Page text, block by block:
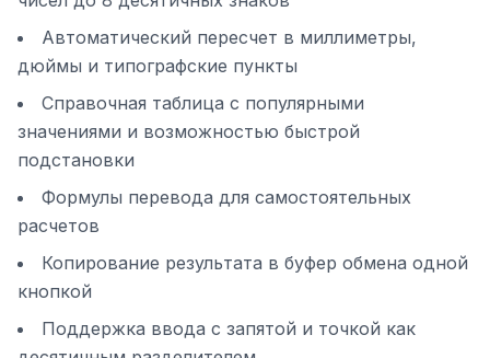
Автоматический пересчет в миллиметры,
дюймы и типографские пункты
Справочная таблица с популярными
значениями и возможностью быстрой
подстановки
Формулы перевода для самостоятельных
расчетов
Копирование результата в буфер обмена одной
кнопкой
Поддержка ввода с запятой и точкой как